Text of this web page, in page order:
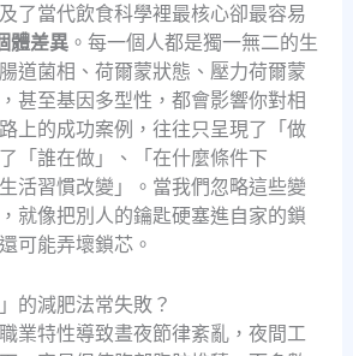
了當代飲食科學裡最核心卻最容易
體差異。每一個人都是獨一無二的生
道菌相、荷爾蒙狀態、壓力荷爾蒙
甚至基因多型性，都會影響你對相
上的成功案例，往往只呈現了「做
「誰在做」、「在什麼條件下
活習慣改變」。當我們忽略這些變
就像把別人的鑰匙硬塞進自家的鎖
可能弄壞鎖芯。
的減肥法常失敗？
業特性導致晝夜節律紊亂，夜間工